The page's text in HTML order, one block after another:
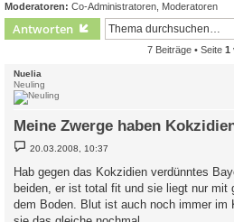
Moderatoren: Co-Administratoren Moderatoren
Antworten
7 Beiträge • Seite 1
Nuelia
Neuling
Meine Zwerge haben
B
e
i
t
r
g
20.03.2008, 10:37
Hab gegen das Kokzidien verdünntes
beiden, er ist total fit und sie liegt nur mit
dem Boden. Blut ist auch noch immer im